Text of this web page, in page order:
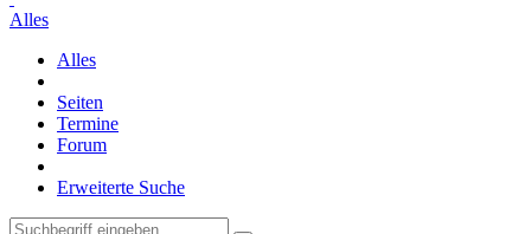
Alles
Alles
Seiten
Termine
Forum
Erweiterte Suche